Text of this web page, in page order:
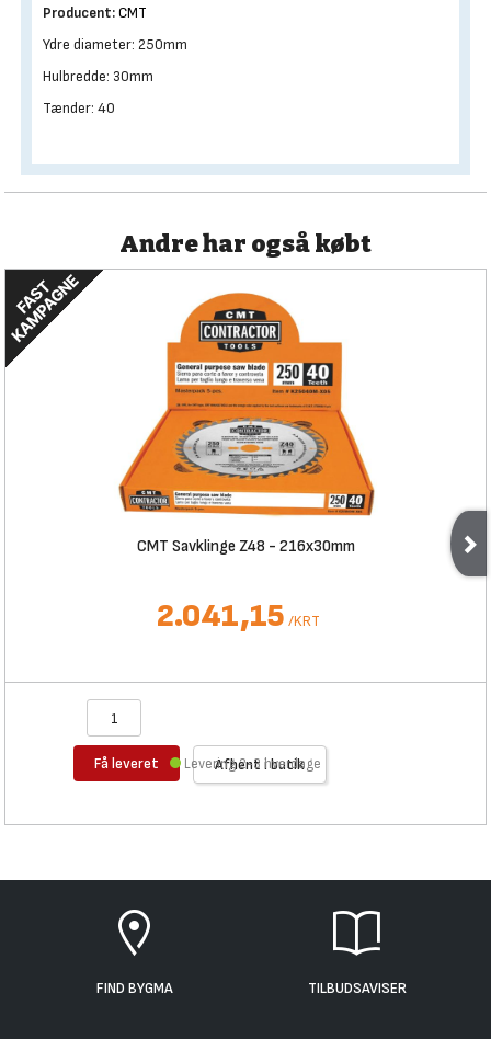
Producent:CMT
Ydre diameter: 250mm
Hulbredde: 30mm
Tænder: 40
Andre har også købt
CMT Savklinge Z48 - 216x30mm
2.041,15 /KRT
Få leveret Afhent i butik
Levering 2-3 hverdage
FIND BYGMA TILBUDSAVISER